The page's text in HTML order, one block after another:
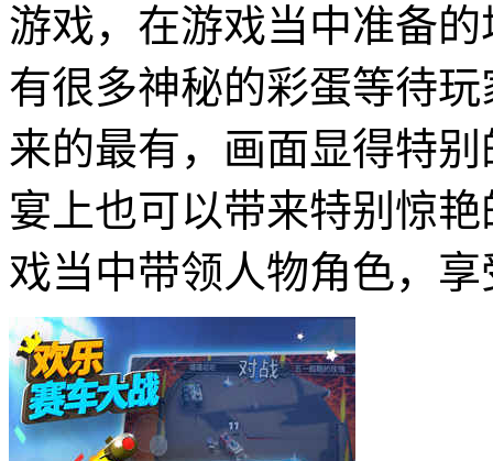
游戏，在游戏当中准备
有很多神秘的彩蛋等待
来的最有，画面显得特
宴上也可以带来特别惊
戏当中带领人物角色，